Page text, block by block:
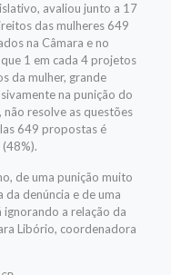
avaliou junto a 17
das mulheres 649
na Câmara e no
1 em cada 4 projetos
da mulher, grande
na punição do
não resolve as questões
649 propostas é
de uma punição muito
denúncia e de uma
a relação da
Libório, coordenadora